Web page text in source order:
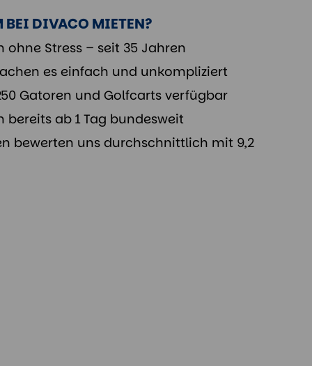
BEI DIVACO MIETEN?
ohne Stress – seit 35 Jahren
es einfach und unkompliziert
Gatoren und Golfcarts verfügbar
bereits ab 1 Tag bundesweit
bewerten uns durchschnittlich mit 9,2